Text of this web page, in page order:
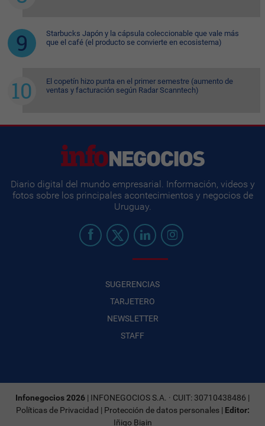
Starbucks Japón y la cápsula coleccionable que vale más
que el café (el producto se convierte en ecosistema)
El copetín hizo punta en el primer semestre (aumento de
ventas y facturación según Radar Scanntech)
Diario digital del mundo empresarial. Información, videos y
fotos sobre los principales acontecimientos y negocios de
Uruguay.
SUGERENCIAS
TARJETERO
NEWSLETTER
STAFF
Infonegocios 2026 | INFONEGOCIOS S.A. · CUIT: 30710438486 |
Políticas de Privacidad | Protección de datos personales| Editor:
Iñigo Biain